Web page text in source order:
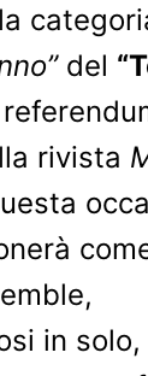
del
rivista
in